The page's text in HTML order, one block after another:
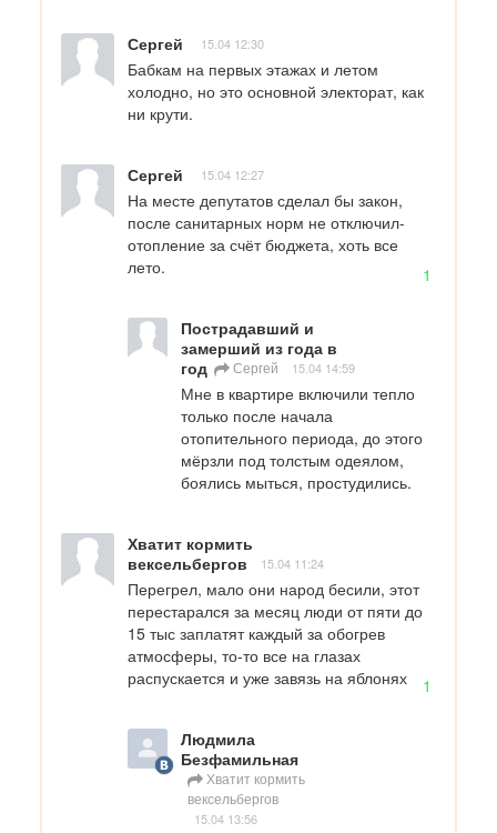
Сергей 15.04 12:30
Бабкам на первых этажах и летом
холодно, но это основной электорат, как
ни крути.
Сергей 15.04 12:27
На месте депутатов сделал бы закон,
после санитарных норм не отключил-
отопление за счёт бюджета, хоть все
лето.
1
Пострадавший и
замерший из года в
год
Сергей 15.04 14:59
Мне в квартире включили тепло
только после начала
отопительного периода, до этого
мёрзли под толстым одеялом,
боялись мыться, простудились.
Хватит кормить
вексельбергов
15.04 11:24
Перегрел, мало они народ бесили, этот
перестарался за месяц люди от пяти до
15 тыс заплатят каждый за обогрев
атмосферы, то-то все на глазах
распускается и уже завязь на яблонях
1
Людмила
Безфамильная
Хватит кормить
вексельбергов
15.04 13:56